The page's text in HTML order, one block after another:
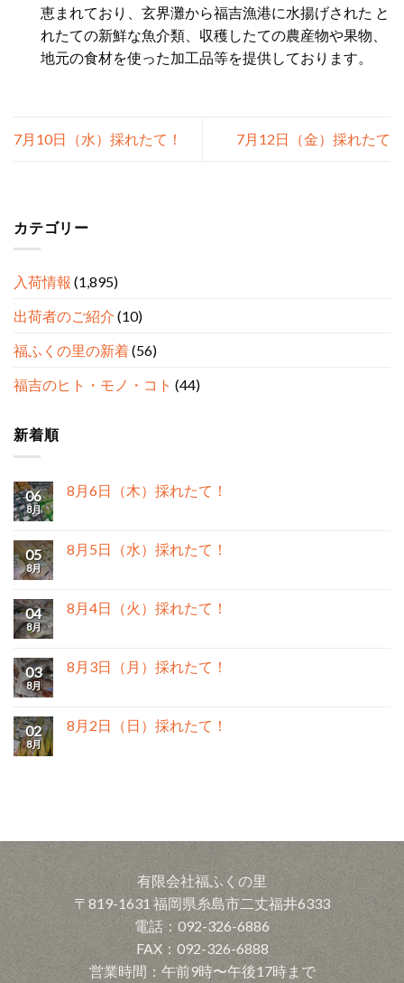
カテゴリー
入荷情報 (1,895)
出荷者のご紹介 (10)
福ふくの里の新着(56)
福吉のヒト・モノ・コト (44)
新着順
06
8月
8月6日（木）採れたて！
05
8月
8月5日（水）採れたて！
04
8月
8月4日（火）採れたて！
03
8月
8月3日（月）採れたて！
02
8月
8月2日（日）採れたて！
恵まれており、玄界灘から福吉漁港に水揚げされた と
れたての新鮮な魚介類、収穫したての農産物や果物、
地元の食材を使った加工品等を提供しております。
7月10日（水）採れたて！ 7月12日（金）採れたて
有限会社福ふくの里
〒819-1631 福岡県糸島市二丈福井6333
電話：092-326-6886
FAX：092-326-6888
営業時間：午前9時〜午後17時まで